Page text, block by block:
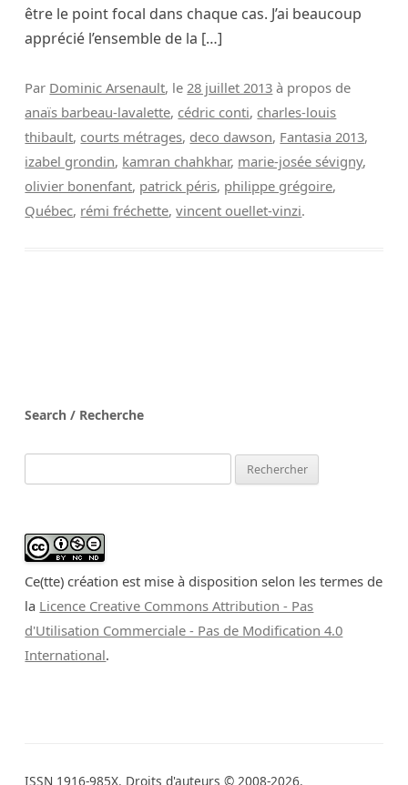
être le point focal dans chaque cas. J’ai beaucoup
apprécié l’ensemble de la […]
Par Dominic Arsenault, le 28 juillet 2013 à propos de
anaïs barbeau-lavalette, cédric conti, charles-louis
thibault, courts métrages, deco dawson, Fantasia 2013,
izabel grondin, kamran chahkhar, marie-josée sévigny,
olivier bonenfant, patrick péris, philippe grégoire,
Québec, rémi fréchette,vincent ouellet-vinzi.
Search / Recherche
Ce(tte) création est mise à disposition selon les termes de
la Licence Creative Commons Attribution - Pas
d'Utilisation Commerciale - Pas de Modification 4.0
International.
ISSN 1916-985X. Droits d'auteurs © 2008-2026.